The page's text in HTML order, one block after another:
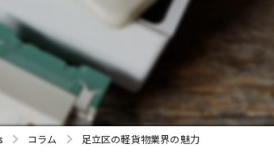
コラム 足立区の軽貨物業界の魅力